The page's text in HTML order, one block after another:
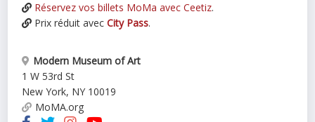
Réservez vos billets MoMa avec Ceetiz.
Prix réduit avecCity Pass.
Modern Museum of Art
1 W 53rd St
New York, NY 10019
MoMA.org